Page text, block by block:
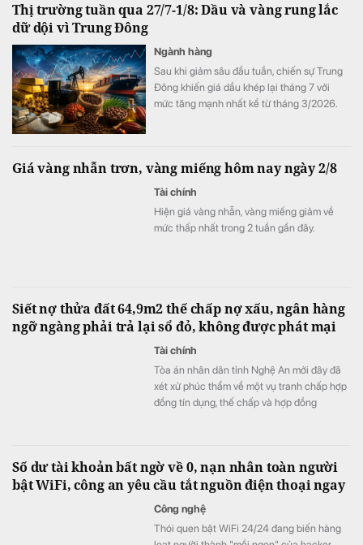
động sản bước vào giai đoạn phân hóa
phiếu trong nửa cuối năm;… là một số tin tức
nổi bật tuần qua.
Thị trường tuần qua 27/7-1/8: Dầu và vàng rung lắc
dữ dội vì Trung Đông
Ngành hàng
Sau khi giảm sâu đầu tuần, chiến sự Trung
Đông khiến giá dầu khép lại tháng 7 với
mức tăng mạnh nhất kể từ tháng 3/2026.
hơn ở nhóm nông sản khi ca cao, cà phê và
đường đều được hỗ trợ.
Giá vàng nhẫn trơn, vàng miếng hôm nay ngày 2/8
Tài chính
Hiện giá vàng nhẫn, vàng miếng giảm về
mức thấp nhất trong 2 tuần gần đây.
Siết nợ thửa đất 64,9m2 thế chấp nợ xấu, ngân hàng
ngỡ ngàng phải trả lại sổ đỏ, không được phát mại
Tài chính
Tòa án nhân dân tỉnh Nghệ An mới đây đã
xét xử phúc thẩm về một vụ tranh chấp hợp
đồng tín dụng, thế chấp và hợp đồng
Số dư tài khoản bất ngờ về 0, nạn nhân toàn người
bật WiFi, công an yêu cầu tắt nguồn điện thoại ngay
Công nghệ
Thói quen bật WiFi 24/24 đang biến hàng